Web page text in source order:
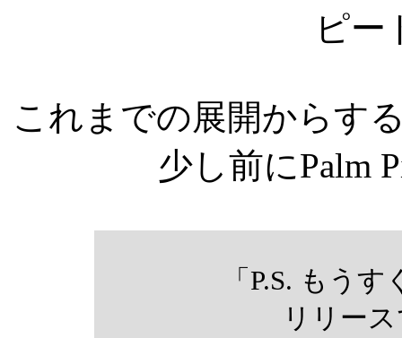
ピー
これまでの展開からす
少し前にPalm
「P.S. もう
リリー